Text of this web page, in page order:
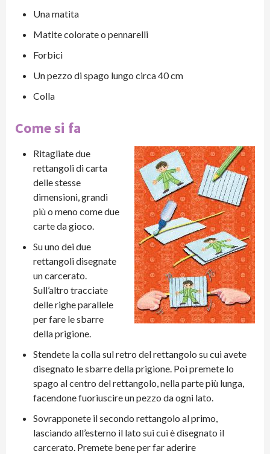
Una matita
Matite colorate o pennarelli
Forbici
Un pezzo di spago lungo circa 40 cm
Colla
Come si fa
Ritagliate due
rettangoli di carta
delle stesse
dimensioni, grandi
più o meno come due
carte da gioco.
Su uno dei due
rettangoli disegnate
un carcerato.
Sull’altro tracciate
delle righe parallele
per fare le sbarre
della prigione.
Stendete la colla sul retro del rettangolo su cui avete
disegnato le sbarre della prigione. Poi premete lo
spago al centro del rettangolo, nella parte più lunga,
facendone fuoriuscire un pezzo da ogni lato.
Sovrapponete il secondo rettangolo al primo,
lasciando all’esterno il lato sui cui è disegnato il
carcerato. Premete bene per far aderire